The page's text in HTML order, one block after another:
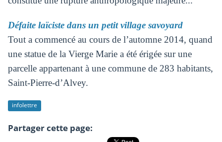
Défaite laïciste dans un petit village savoyard
Tout a commencé au cours de l’automne 2014, quand
une statue de la Vierge Marie a été érigée sur une
parcelle appartenant à une commune de 283 habitants,
Saint-Pierre-d’Alvey.
infolettre
Partager cette page: